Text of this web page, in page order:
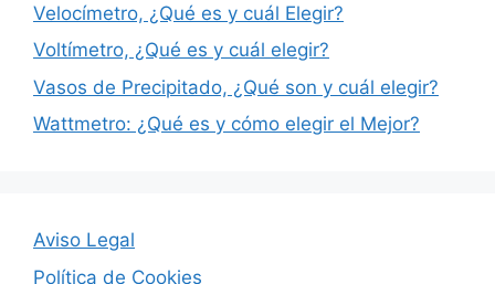
Velocímetro, ¿Qué es y cuál Elegir?
Voltímetro, ¿Qué es y cuál elegir?
Vasos de Precipitado, ¿Qué son y cuál elegir?
Wattmetro: ¿Qué es y cómo elegir el Mejor?
Aviso Legal
Política de Cookies